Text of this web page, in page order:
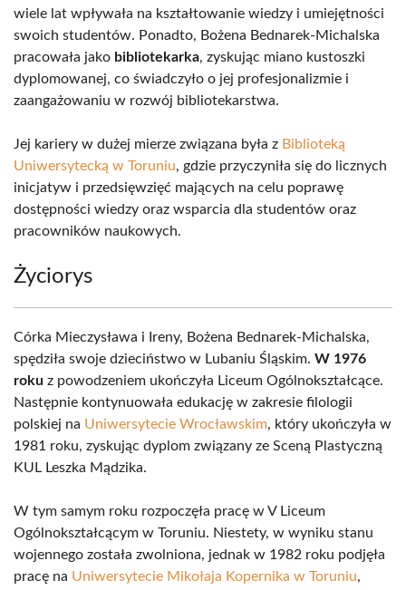
wiele lat wpływała na kształtowanie wiedzy i umiejętności
swoich studentów. Ponadto, Bożena Bednarek-Michalska
pracowała jako bibliotekarka, zyskując miano kustoszki
dyplomowanej, co świadczyło o jej profesjonalizmie i
zaangażowaniu w rozwój bibliotekarstwa.
Jej kariery w dużej mierze związana była z Biblioteką
Uniwersytecką w Toruniu, gdzie przyczyniła się do licznych
inicjatyw i przedsięwzięć mających na celu poprawę
dostępności wiedzy oraz wsparcia dla studentów oraz
pracowników naukowych.
Życiorys
Córka Mieczysława i Ireny, Bożena Bednarek-Michalska,
spędziła swoje dzieciństwo w Lubaniu Śląskim. W 1976
roku z powodzeniem ukończyła Liceum Ogólnokształcące.
Następnie kontynuowała edukację w zakresie filologii
polskiej na Uniwersytecie Wrocławskim, który ukończyła w
1981 roku, zyskując dyplom związany ze Sceną Plastyczną
KUL Leszka Mądzika.
W tym samym roku rozpoczęła pracę w V Liceum
Ogólnokształcącym w Toruniu. Niestety, w wyniku stanu
wojennego została zwolniona, jednak w 1982 roku podjęła
pracę na Uniwersytecie Mikołaja Kopernika w Toruniu,